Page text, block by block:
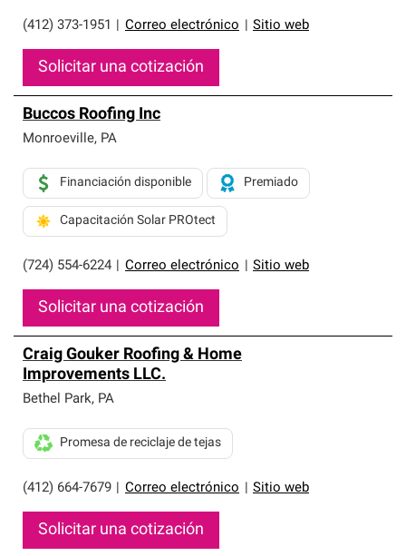
(412) 373-1951 Correo electrónico Sitio web
Solicitar una cotización
Buccos Roofing Inc
Monroeville, PA
(724) 554-6224 Correo electrónico Sitio web
Financiación disponible Premiado
Capacitación Solar PROtect
Solicitar una cotización
Craig Gouker Roofing & Home
Improvements LLC.
Bethel Park, PA
(412) 664-7679 Correo electrónico Sitio web
Promesa de reciclaje de tejas
Solicitar una cotización